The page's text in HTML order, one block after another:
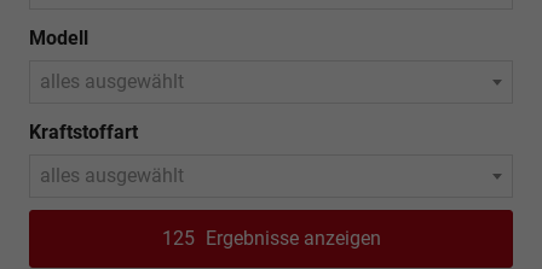
Modell
alles ausgewählt
Kraftstoffart
alles ausgewählt
125 Ergebnisse anzeigen